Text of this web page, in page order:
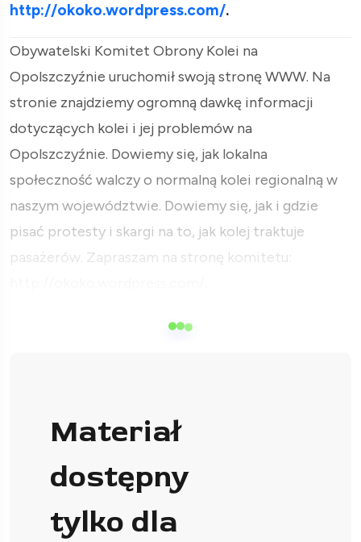
http://okoko.wordpress.com/.
Obywatelski Komitet Obrony Kolei na
Opolszczyźnie uruchomił swoją stronę WWW. Na
stronie znajdziemy ogromną dawkę informacji
dotyczących kolei i jej problemów na
Opolszczyźnie. Dowiemy się, jak lokalna
społeczność walczy o normalną kolei regionalną w
naszym województwie. Dowiemy się, jak i gdzie
pisać protesty i skargi na to, jak kolej traktuje
pasażerów. Zapraszam na stronę komitetu:
Materiał
dostępny
tylko dla